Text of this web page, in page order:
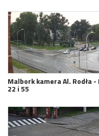
Malbork kamera Al. Rodła
22 i 55